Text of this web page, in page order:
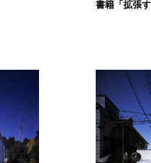
書籍「拡張